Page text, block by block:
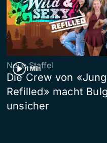
1 Min
Neue Staffel
Die Crew von
Refilled» macht
unsicher